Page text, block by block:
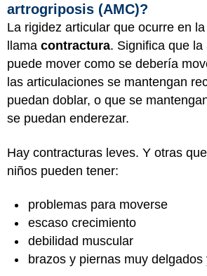
artrogriposis (AMC)?
La rigidez articular que ocurre en
llama contractura. Significa que
puede mover como se debería
las articulaciones se mantengan
puedan doblar, o que se
se puedan enderezar.
Hay contracturas leves. Y otras
niños pueden tener:
problemas para moverse
escaso crecimiento
debilidad muscular
brazos y piernas muy delgados